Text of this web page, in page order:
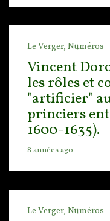
Le Verger, Numéros
Vincent
les rôles et
"artificier"
princiers
1600-1635).
8 années ago
Le Verger, Numéros